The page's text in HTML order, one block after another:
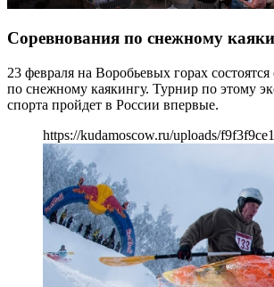
Cоревнования по снежному
23 февраля на Воробьевых горах
по снежному каякингу. Турнир по этому
спорта пройдет в России впервые.
https://kudamoscow.ru/uploads/